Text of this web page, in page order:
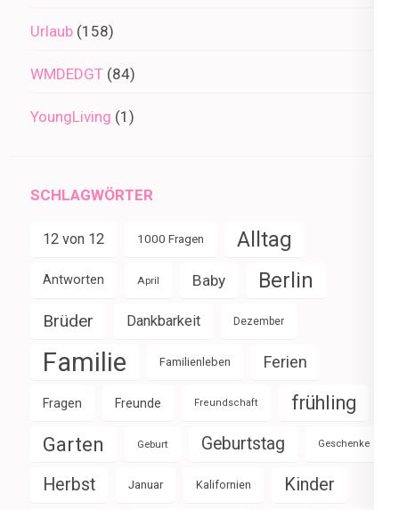
Urlaub (158)
WMDEDGT (84)
YoungLiving (1)
SCHLAGWÖRTER
12 von 12 1000 Fragen Alltag
Antworten April Baby Berlin
Brüder Dankbarkeit Dezember
Familie Familienleben Ferien
Fragen Freunde Freundschaft frühling
Garten Geburt Geburtstag Geschenke
Herbst Januar Kalifornien Kinder